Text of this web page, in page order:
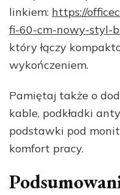
linkiem: https://
fi-60-cm-nowy-styl-
który łączy
wykończeniem.
Pamiętaj także o
kable, podkładki
podstawki pod
komfort pracy.